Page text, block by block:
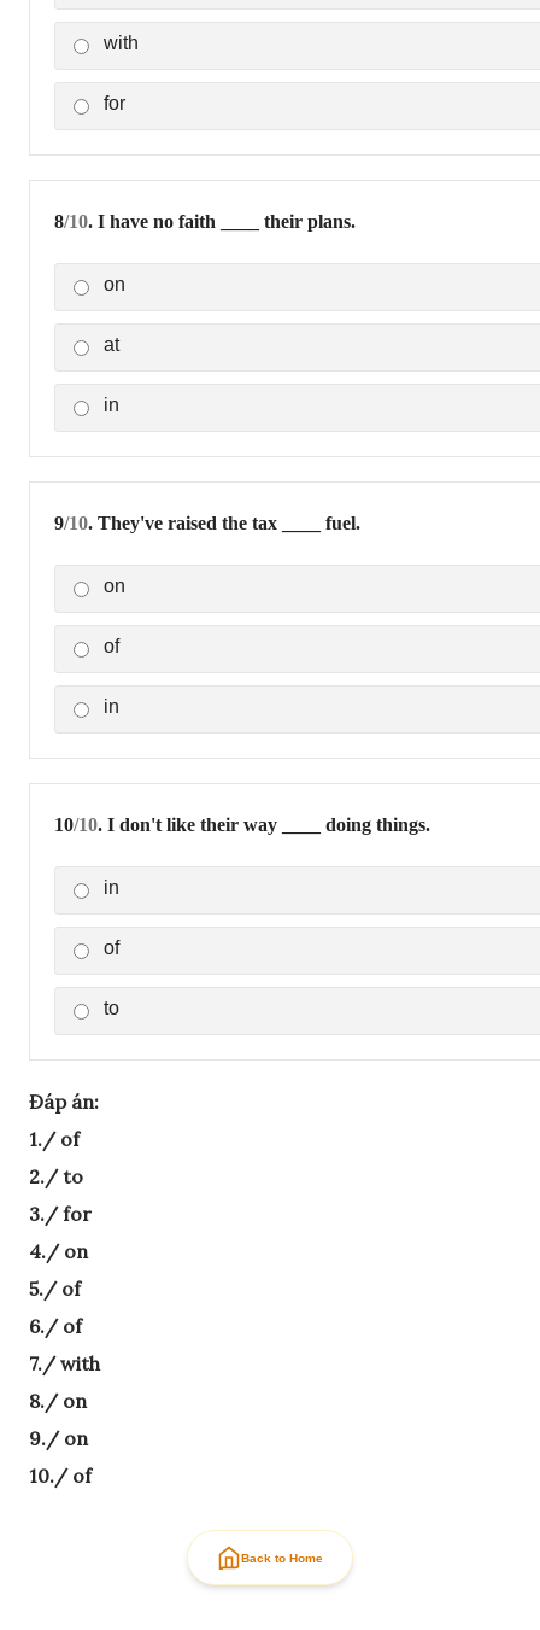
with
for
8/10. I have no faith ____ their plans.
on
at
in
9/10. They've raised the tax ____ fuel.
on
of
in
10/10. I don't like their way ____ doing things.
in
of
to
Đáp án:
1./ of
2./ to
3./ for
4./ on
5./ of
6./ of
7./ with
8./ on
9./ on
10./ of
Back to Home